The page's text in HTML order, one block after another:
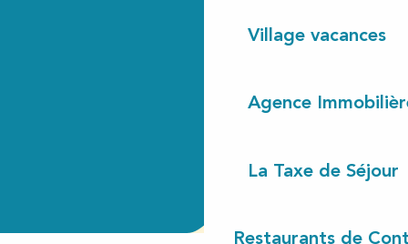
Village vacances
Agence
La Taxe de Séjour
Restaurants de